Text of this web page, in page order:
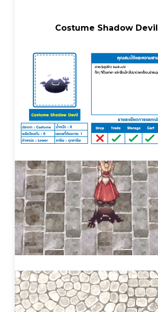
Costume Shadow Devil